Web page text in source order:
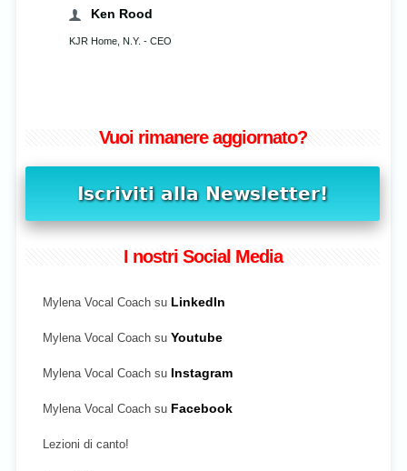
Ken Rood
KJR Home, N.Y. - CEO
Vuoi rimanere aggiornato?
I nostri Social Media
Mylena Vocal Coach su LinkedIn
Mylena Vocal Coach su Youtube
Mylena Vocal Coach su Instagram
Mylena Vocal Coach su Facebook
Lezioni di canto!